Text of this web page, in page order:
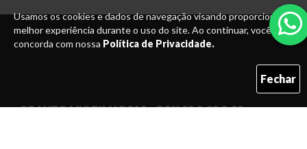
Usamos os cookies e dados de navegação visando proporcionar uma
melhor experiência durante o uso do site. Ao continuar, você
concorda com nossa Política de Privacidade.
Fechar
SC AUTO MULTIMARCAS – BOX 03 & 08 & 09